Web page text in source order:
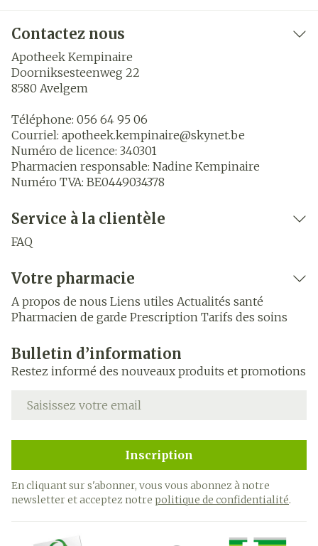
Contactez nous
Apotheek Kempinaire
Doorniksesteenweg 22
8580 Avelgem
Téléphone: 056 64 95 06
Courriel: apotheek.kempinaire@skynet.be
Numéro de licence: 340301
Pharmacien responsable: Nadine Kempinaire
Numéro TVA: BE0449034378
Service à la clientèle
FAQ
Votre pharmacie
A propos de nous Liens utiles Actualités santé
Pharmacien de garde Prescription Tarifs des soins
Bulletin d’information
Restez informé des nouveaux produits et promotions
Adresse mail
Inscription
En cliquant sur s'abonner, vous vous abonnez à notre
newsletter et acceptez notre politique de confidentialité.